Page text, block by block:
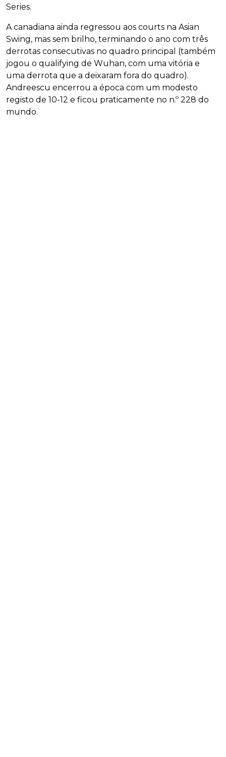
Series.
A canadiana ainda regressou aos courts na Asian
Swing, mas sem brilho, terminando o ano com três
derrotas consecutivas no quadro principal (também
jogou o qualifying de Wuhan, com uma vitória e
uma derrota que a deixaram fora do quadro).
Andreescu encerrou a época com um modesto
registo de 10-12 e ficou praticamente no n.º 228 do
mundo.